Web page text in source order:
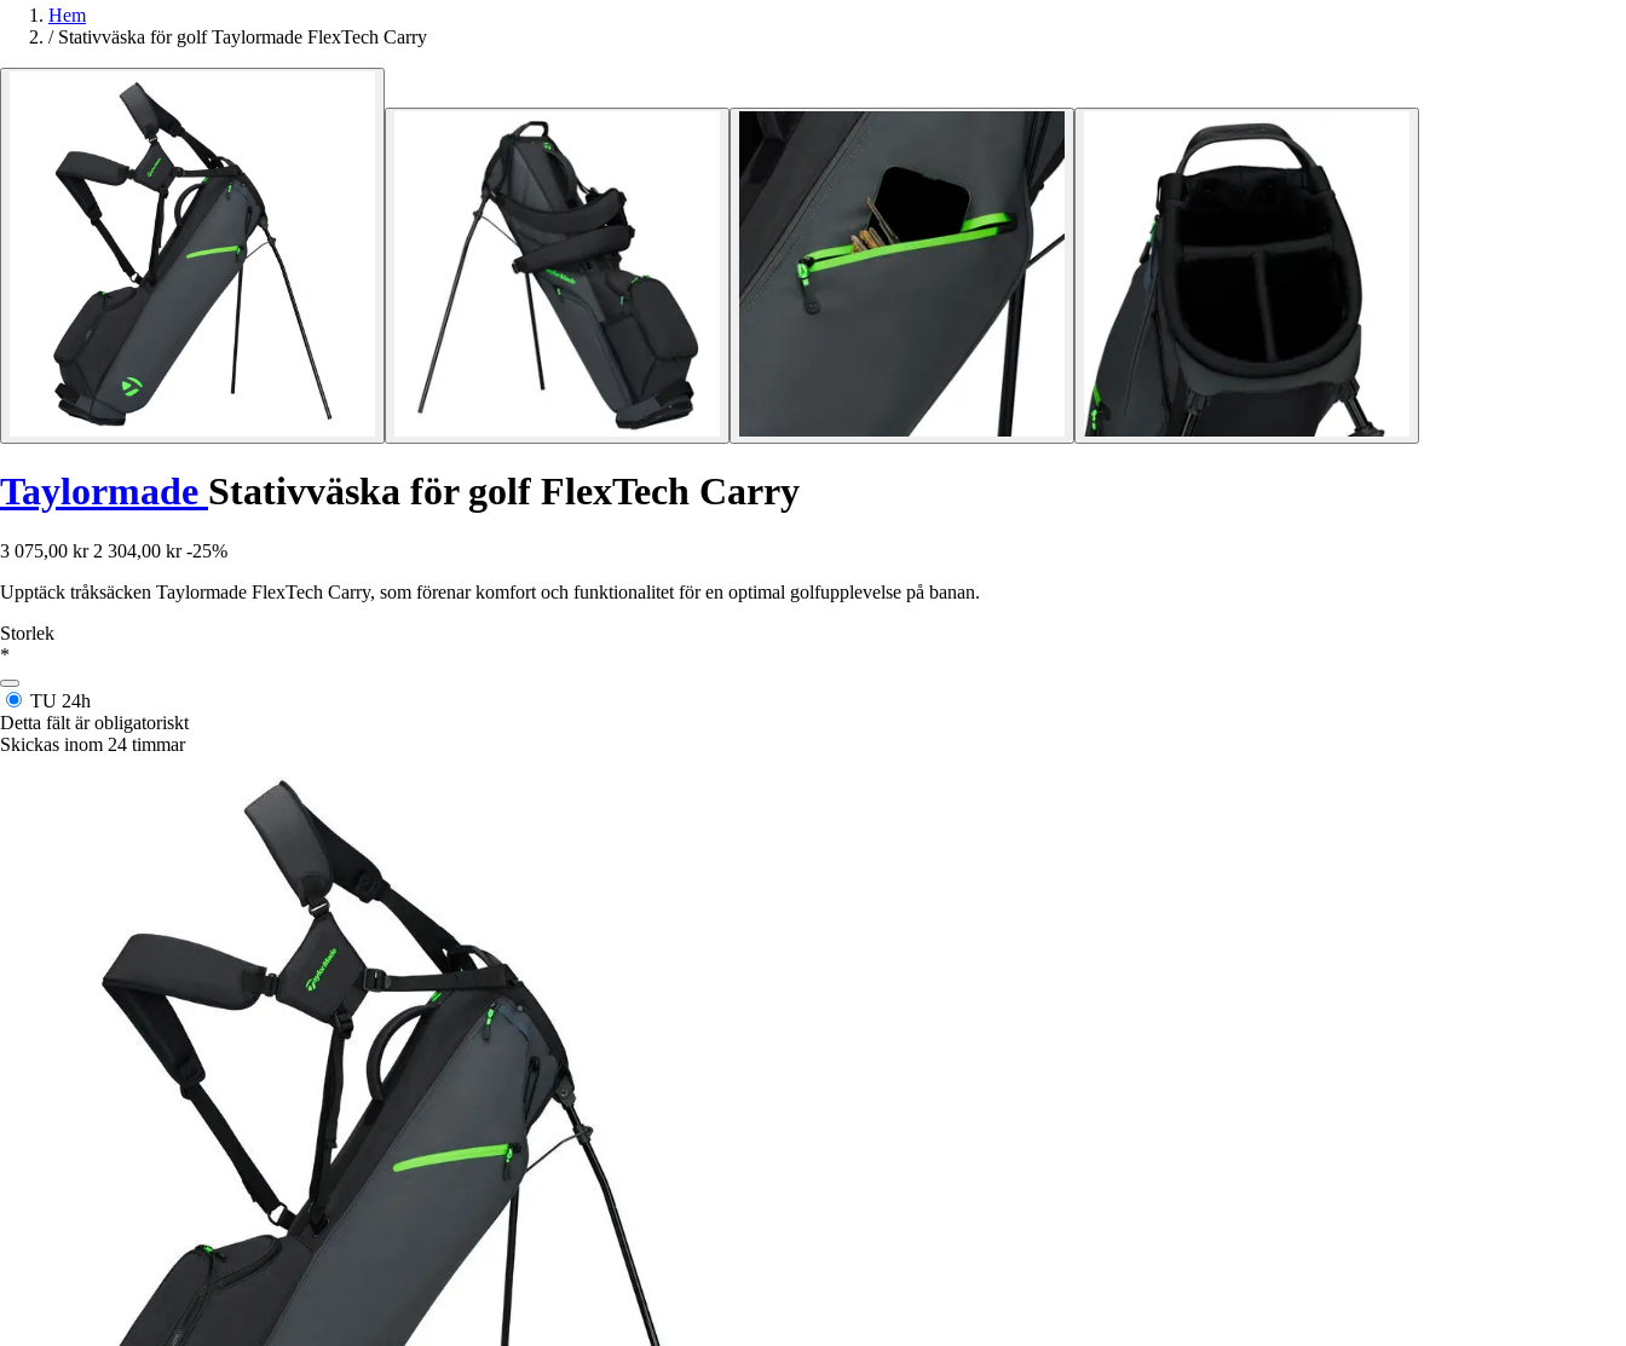
Hem
/ Stativväska för golf Taylormade FlexTech Carry
Taylormade Stativväska för golf FlexTech Carry
3 075,00 kr 2 304,00 kr -25%
Upptäck tråksäcken Taylormade FlexTech Carry, som förenar komfort och funktionalitet för en optimal golfupplevelse på banan.
Storlek
*
TU 24h
Detta fält är obligatoriskt
Skickas inom 24 timmar